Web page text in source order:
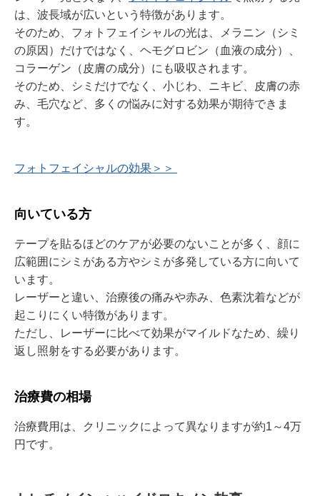
は、波長域が広いという特徴があります。
そのため、フォトフェイシャルの光は、メラニン（シミ
の原因）だけではなく、ヘモグロビン（血液の成分）、
コラーゲン（皮膚の成分）にも吸収されます。
そのため、シミだけでなく、小じわ、ニキビ、皮膚の赤
み、毛穴など、多くの悩みに対する効果が期待できま
す。
フォトフェイシャルの効果＞＞
向いている方
テープを貼るほどのケアが必要のないことが多く、顔に
広範囲にシミがある方やシミが多発している方に向いて
います。
レーザーと違い、治療後の痛みや赤み、色素沈着などが
起こりにくい特徴があります。
ただし、レーザーに比べて効果がマイルドなため、繰り
返し照射をする必要があります。
治療費の相場
治療費用は、クリニックによって異なりますが約1 ～4万
円です。